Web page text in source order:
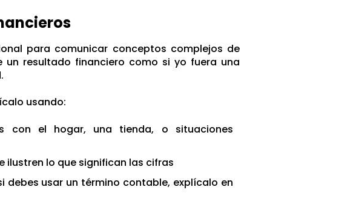
para comunicar conceptos complejos de
resultado financiero como si yo fuera una
usando:
con el hogar, una tienda, o situaciones
ilustren lo que significan las cifras
debes usar un término contable, explícalo en